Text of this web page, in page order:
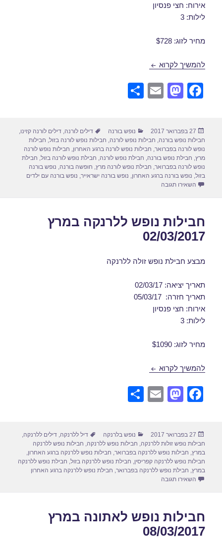
אירוח: חצי פנסיון
לילות: 3
מחיר לזוג: $728
להמשיך לקרוא חבילות נופש לורנה במרץ 09/03/2017
F
e
b
o
o
M
o
d
o
n
E
e
פורסם
בתאריך
27 בפברואר 2017 קטגוריות
נופש בורנה תגיות
דילים לורנה ,דילים לורנה קזינו
חבילות נופש בורנה חבילות נופש לורנה חבילות נופש לורנה בזול חבילות
נופש לורנה בפברואר חבילות נופש לורנה ברגע האחרון חבילות נופש לורנה
מרץ חבילת נופש בורנה חבילת נופש לורנה חבילת נופש לורנה בזול חבילת
נופש לורנה בפברואר חבילת נופש לורנה מרץ חופשה בורנה נופש בורנה
בזול נופש בורנה ברגע האחרון נופש בורנה ישראייר נופש בורנה עם ילדים
השאירו תגובה
חבילות נופש ללרנקה במרץ
02/03/2017
מבצע חבילת נופש זולה ללרנקה
תאריך יציאה: 02/03/17
תאריך חזרה: 05/03/17
אירוח: חצי פנסיון
לילות: 3
מחיר לזוג: $1090
להמשיך לקרוא חבילות נופש ללרנקה במרץ 02/03/2017
F
e
b
o
M
o
d
o
E
e
פורסם
בתאריך
27 בפברואר 2017 קטגוריות
נופש בלרנקה תגיות
דיל ללרנקה,דילים ללרנקה,
חבילות נופש זולות ללרנקה, חבילות נופש ללרנקה, חבילות נופש ללרנקה
במרץ, חבילות נופש ללרנקה בפברואר, חבילות נופש ללרנקה ברגע האחרון,
חבילות נופש ללרנקה קפריסין, חבילת נופש ללרנקה בזול, חבילת נופש ללרנקה
במרץ, חבילת נופש ללרנקה בפברואר, חבילת נופש ללרנקה ברגע האחרון
השאירו תגובה
חבילות נופש לאתונה במרץ
08/03/2017